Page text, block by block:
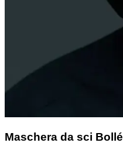
Maschera da sci Bollé